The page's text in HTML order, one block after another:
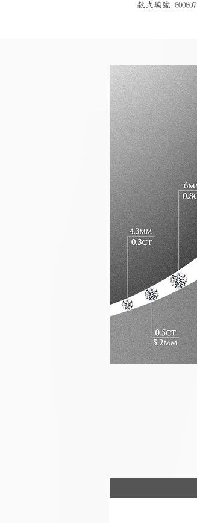
款式編號 600607